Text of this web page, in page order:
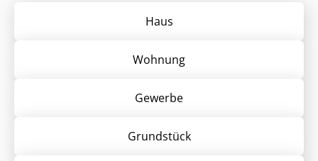
Haus
Wohnung
Gewerbe
Grund­stück